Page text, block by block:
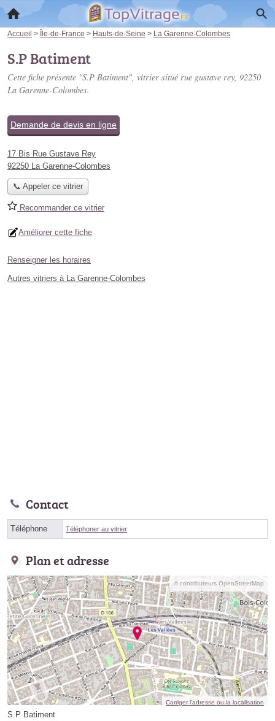
Accueil > Île-de-France > Hauts-de-Seine > La Garenne-Colombes
S.P Batiment
Cette fiche présente "S.P Batiment", vitrier situé rue gustave rey, 92250
La Garenne-Colombes.
Demande de devis en ligne
17 Bis Rue Gustave Rey
92250 La Garenne-Colombes
📞 Appeler ce vitrier
Recommander ce vitrier
Améliorer cette fiche
Renseigner les horaires
Autres vitriers à La Garenne-Colombes
Contact
Téléphone Téléphoner au vitrier
Plan et adresse
© contributeurs OpenStreetMap
Corriger l’adresse ou la localisation
S.P Batiment